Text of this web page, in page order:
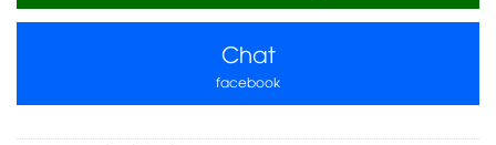
Chat
facebook